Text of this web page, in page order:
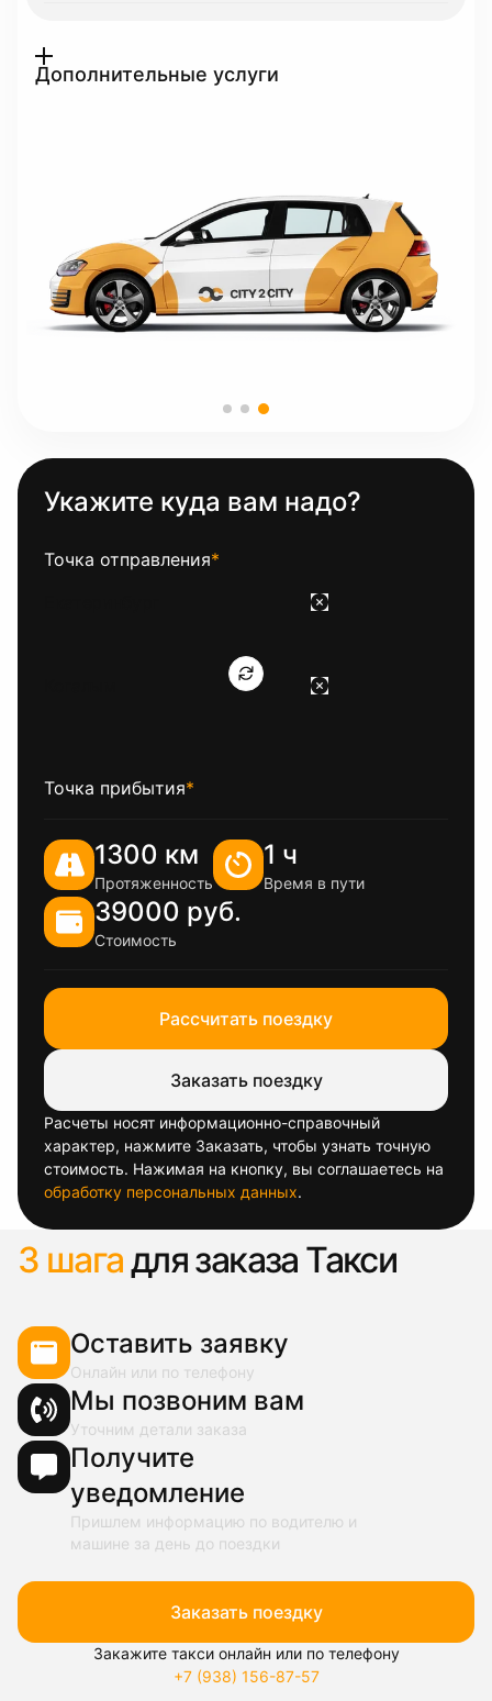
Дополнительные услуги
Укажите куда вам надо?
Точка отправления*
Точка прибытия*
1300 км
Протяженность
1 ч
Время в пути
39000 руб.
Стоимость
Рассчитать поездку
Заказать поездку
Расчеты носят информационно-справочный
характер, нажмите Заказать, чтобы узнать точную
стоимость. Нажимая на кнопку, вы соглашаетесь на
обработку персональных данных.
3 шагадля заказа Такси
Оставить заявку
Онлайн или по телефону
Мы позвоним вам
Уточним детали заказа
Получите
уведомление
Пришлем информацию по водителю и
машине за день до поездки
Заказать поездку
Закажите такси онлайн или по телефону
+7 (938) 156-87-57